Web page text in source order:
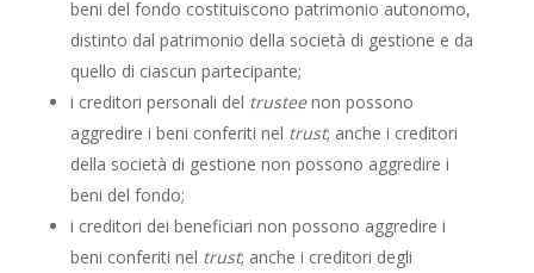
beni del fondo costituiscono patrimonio autonomo,
distinto dal patrimonio della società di gestione e da
quello di ciascun partecipante;
i creditori personali del trusteenon possono
aggredire i beni conferiti nel trust; anche i creditori
della società di gestione non possono aggredire i
beni del fondo;
i creditori dei beneficiari non possono aggredire i
beni conferiti nel trust; anche i creditori degli